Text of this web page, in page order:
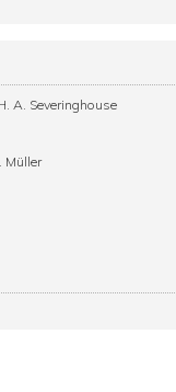
A. Severinghouse
Müller